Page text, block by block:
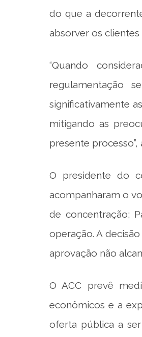
do que a
absorver os
“Quando
regulamentação
significativamente
mitigando as
presente
O presidente do
acompanharam o
de concentração;
operação. A
aprovação não
O ACC prevê
econômicos e a
oferta pública a